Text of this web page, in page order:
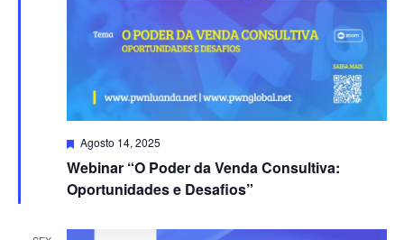
Webinar “O Poder da Venda Consultiva:
Oportunidades e Desafios”
Destacado
Agosto 14, 2025